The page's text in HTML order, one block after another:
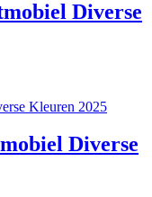
Diverse
Diverse